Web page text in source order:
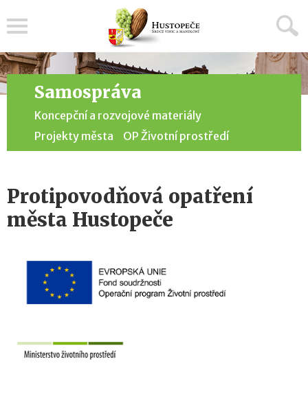
Samospráva
Koncepční a rozvojové materiály
Projekty města
OP Životní prostředí
Protipovodňová opatření
města Hustopeče